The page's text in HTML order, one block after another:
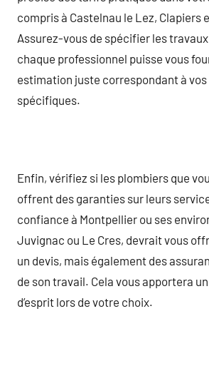
compris à Castelnau le Lez, Clapiers
Assurez-vous de spécifier les
chaque professionnel puisse vous
estimation juste correspondant à
spécifiques.
Enfin, vérifiez si les plombiers que
offrent des garanties sur leurs
confiance à Montpellier ou ses
Juvignac ou Le Cres, devrait vous
un devis, mais également des
de son travail. Cela vous apportera
d’esprit lors de votre choix.